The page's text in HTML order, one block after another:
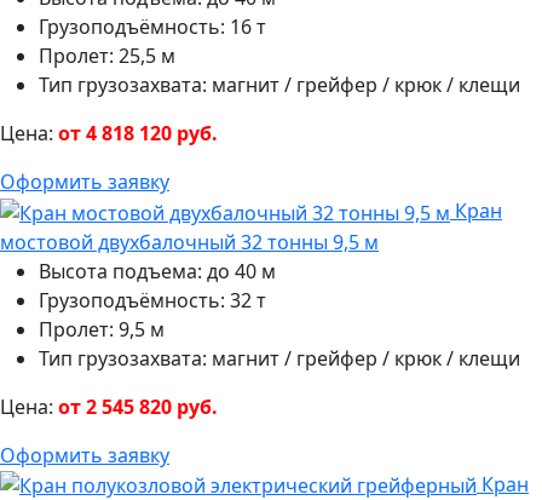
Грузоподъёмность: 16 т
Пролет: 25,5 м
Тип грузозахвата: магнит / грейфер / крюк / клещи
Цена: от 4 818 120 руб.
Оформить заявку
Кран
мостовой двухбалочный 32 тонны 9,5 м
Высота подъема: до 40 м
Грузоподъёмность: 32 т
Пролет: 9,5 м
Тип грузозахвата: магнит / грейфер / крюк / клещи
Цена: от 2 545 820 руб.
Оформить заявку
Кран